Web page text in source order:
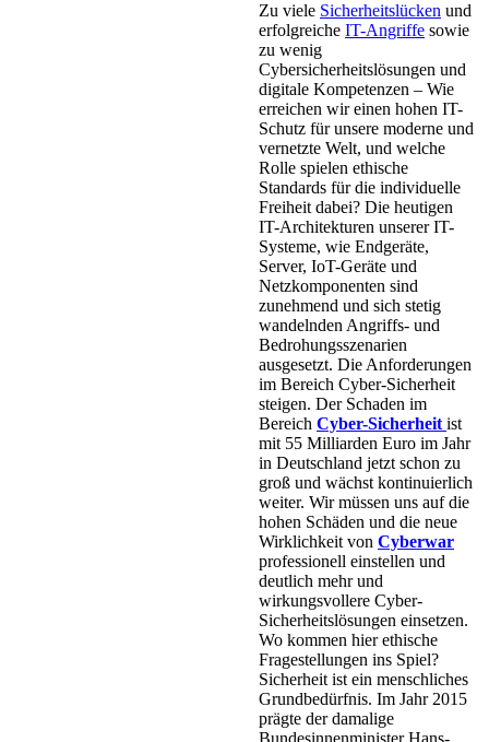
Zu viele Sicherheitslücken und
erfolgreiche IT-Angriffe sowie
zu wenig
Cybersicherheitslösungen und
digitale Kompetenzen – Wie
erreichen wir einen hohen IT-
Schutz für unsere moderne und
vernetzte Welt, und welche
Rolle spielen ethische
Standards für die individuelle
Freiheit dabei? Die heutigen
IT-Architekturen unserer IT-
Systeme, wie Endgeräte,
Server, IoT-Geräte und
Netzkomponenten sind
zunehmend und sich stetig
wandelnden Angriffs- und
Bedrohungsszenarien
ausgesetzt. Die Anforderungen
im Bereich Cyber-Sicherheit
steigen. Der Schaden im
Bereich Cyber-Sicherheitist
mit 55 Milliarden Euro im Jahr
in Deutschland jetzt schon zu
groß und wächst kontinuierlich
weiter. Wir müssen uns auf die
hohen Schäden und die neue
Wirklichkeit von Cyberwar
professionell einstellen und
deutlich mehr und
wirkungsvollere Cyber-
Sicherheitslösungen einsetzen.
Wo kommen hier ethische
Fragestellungen ins Spiel?
Sicherheit ist ein menschliches
Grundbedürfnis. Im Jahr 2015
prägte der damalige